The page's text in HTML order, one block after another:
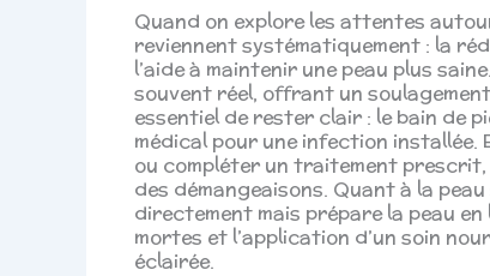
Quand on explore les attentes
reviennent systématiquement : la
l’aide à maintenir une peau plus
souvent réel, offrant un
essentiel de rester clair : le bain de
médical pour une infection installée.
ou compléter un traitement
des démangeaisons. Quant à la
directement mais prépare la peau
mortes et l’application d’un soin
éclairée.